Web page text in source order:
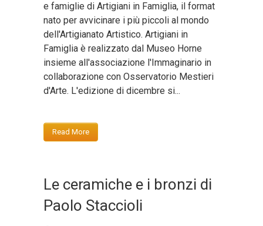
e famiglie di Artigiani in Famiglia, il format
nato per avvicinare i più piccoli al mondo
dell'Artigianato Artistico. Artigiani in
Famiglia è realizzato dal Museo Horne
insieme all'associazione l'Immaginario in
collaborazione con Osservatorio Mestieri
d'Arte. L'edizione di dicembre si...
Read More
Le ceramiche e i bronzi di
Paolo Staccioli